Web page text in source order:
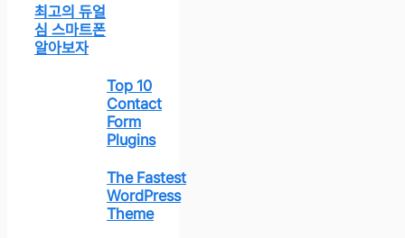
최고의 듀얼
심 스마트폰
알아보자
Top 10
Contact
Form
Plugins
The Fastest
WordPress
Theme